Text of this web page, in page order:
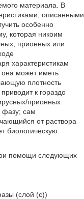
материала. В
описанными
особенно
которая никоим
прионных или
характеристикам
может иметь
плотность
к гораздо
прионных
сам
от раствора
биологическую
помощи следующих
(слой (с))